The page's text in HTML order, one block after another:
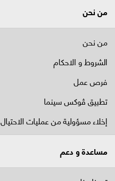
من نحن
من نحن
الشروط و الاحكام
فرص عمل
تطبيق ڤوكس سينما
إخلاء مسؤولية من عمليات الاحتيال
مساعدة و دعم